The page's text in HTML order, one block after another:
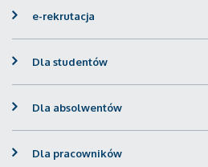
e-rekrutacja
Dla studentów
Dla absolwentów
Dla pracowników